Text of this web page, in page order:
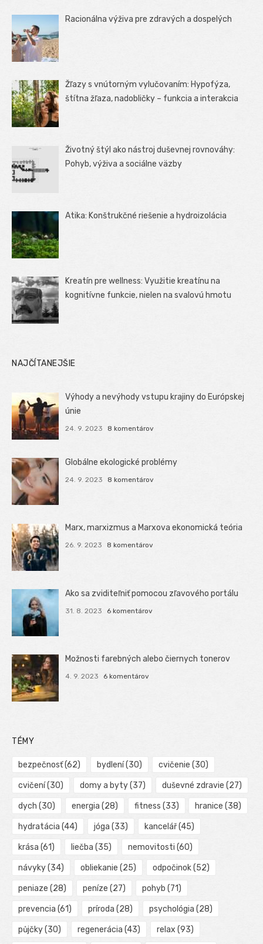
Racionálna výživa pre zdravých a dospelých
Žľazy s vnútorným vylučovaním: Hypofýza,
štítna žľaza, nadobličky – funkcia a interakcia
Životný štýl ako nástroj duševnej rovnováhy:
Pohyb, výživa a sociálne väzby
Atika: Konštrukčné riešenie a hydroizolácia
Kreatín pre wellness: Využitie kreatínu na
kognitívne funkcie, nielen na svalovú hmotu
NAJČÍTANEJŠIE
Výhody a nevýhody vstupu krajiny do Európskej
únie
24. 9. 2023 8 komentárov
Globálne ekologické problémy
24. 9. 2023 8 komentárov
Marx, marxizmus a Marxova ekonomická teória
26. 9. 2023 8 komentárov
Ako sa zviditeľniť pomocou zľavového portálu
31. 8. 2023 6 komentárov
Možnosti farebných alebo čiernych tonerov
4. 9. 2023 6 komentárov
TÉMY
bezpečnosť(62) bydlení(30) cvičenie (30)
cvičení(30) domy a byty(37) duševné zdravie (27)
dych (30) energia (28) fitness (33) hranice (38)
hydratácia (44) jóga (33) kancelář(45)
krása (61) liečba (35) nemovitosti (60)
návyky(34) obliekanie (25) odpočinok(52)
peniaze (28) peníze (27) pohyb (71)
prevencia (61) príroda (28) psychológia (28)
půjčky(30) regenerácia (43) relax (93)